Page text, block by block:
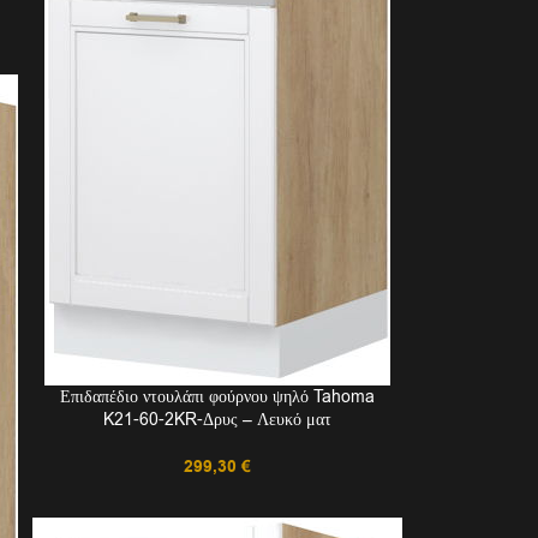
Επιδαπέδιο ντουλάπι φούρνου ψηλό Tahoma
K21-60-2KR-Δρυς – Λευκό ματ
299,30€